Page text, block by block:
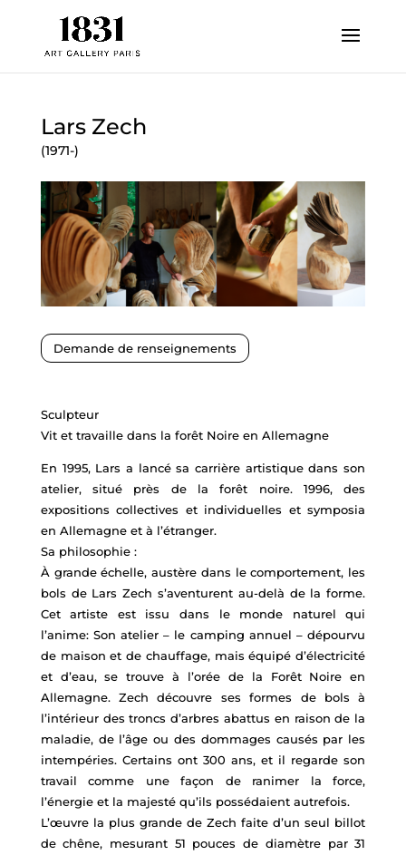
Lars Zech
(1971-)
Demande de renseignements
Sculpteur
Vit et travaille dans la forêt Noire en Allemagne
En 1995, Lars a lancé sa carrière artistique dans son
atelier, situé près de la forêt noire. 1996, des
expositions collectives et individuelles et symposia
en Allemagne et à l’étranger.
Sa philosophie :
À grande échelle, austère dans le comportement, les
bols de Lars Zech s’aventurent au-delà de la forme.
Cet artiste est issu dans le monde naturel qui
l’anime: Son atelier – le camping annuel – dépourvu
de maison et de chauffage, mais équipé d’électricité
et d’eau, se trouve à l’orée de la Forêt Noire en
Allemagne. Zech découvre ses formes de bols à
l’intérieur des troncs d’arbres abattus en raison de la
maladie, de l’âge ou des dommages causés par les
intempéries. Certains ont 300 ans, et il regarde son
travail comme une façon de ranimer la force,
l’énergie et la majesté qu’ils possédaient autrefois.
L’œuvre la plus grande de Zech faite d’un seul billot
de chêne, mesurant 51 pouces de diamètre par 31